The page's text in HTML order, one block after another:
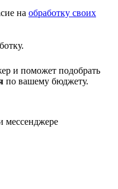
на обработку своих
и поможет подобрать
по вашему бюджету.
мессенджере